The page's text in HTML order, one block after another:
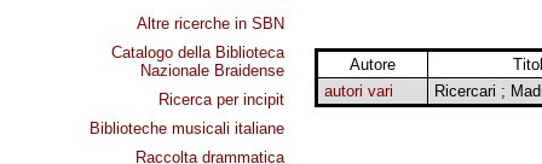
Altre ricerche in SBN
Catalogo della Biblioteca
Nazionale Braidense
Ricerca per incipit
Biblioteche musicali italiane
Raccolta drammatica
Autore
autori vari
Ricercari ;